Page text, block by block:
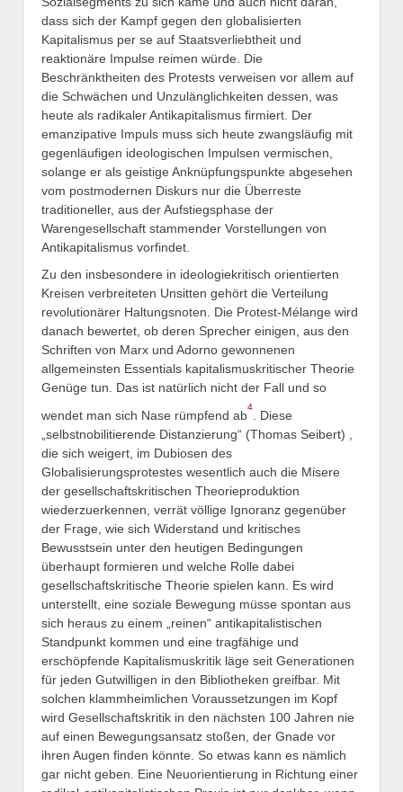
dass sich der Kampf gegen den globalisierten
Kapitalismus per se auf Staatsverliebtheit und
reaktionäre Impulse reimen würde. Die
Beschränktheiten des Protests verweisen vor allem auf
die Schwächen und Unzulänglichkeiten dessen, was
heute als radikaler Antikapitalismus firmiert. Der
emanzipative Impuls muss sich heute zwangsläufig mit
gegenläufigen ideologischen Impulsen vermischen,
solange er als geistige Anknüpfungspunkte abgesehen
vom postmodernen Diskurs nur die Überreste
traditioneller, aus der Aufstiegsphase der
Warengesellschaft stammender Vorstellungen von
Antikapitalismus vorfindet.
Zu den insbesondere in ideologiekritisch orientierten
Kreisen verbreiteten Unsitten gehört die Verteilung
revolutionärer Haltungsnoten. Die Protest-Mélange wird
danach bewertet, ob deren Sprecher einigen, aus den
Schriften von Marx und Adorno gewonnenen
allgemeinsten Essentials kapitalismuskritischer Theorie
Genüge tun. Das ist natürlich nicht der Fall und so
wendet man sich Nase rümpfend ab
4
. Diese
„selbstnobilitierende Distanzierung“ (Thomas Seibert) ,
die sich weigert, im Dubiosen des
Globalisierungsprotestes wesentlich auch die Misere
der gesellschaftskritischen Theorieproduktion
wiederzuerkennen, verrät völlige Ignoranz gegenüber
der Frage, wie sich Widerstand und kritisches
Bewusstsein unter den heutigen Bedingungen
überhaupt formieren und welche Rolle dabei
gesellschaftskritische Theorie spielen kann. Es wird
unterstellt, eine soziale Bewegung müsse spontan aus
sich heraus zu einem „reinen“ antikapitalistischen
Standpunkt kommen und eine tragfähige und
erschöpfende Kapitalismuskritik läge seit Generationen
für jeden Gutwilligen in den Bibliotheken greifbar. Mit
solchen klammheimlichen Voraussetzungen im Kopf
wird Gesellschaftskritik in den nächsten 100 Jahren nie
auf einen Bewegungsansatz stoßen, der Gnade vor
ihren Augen finden könnte. So etwas kann es nämlich
gar nicht geben. Eine Neuorientierung in Richtung einer